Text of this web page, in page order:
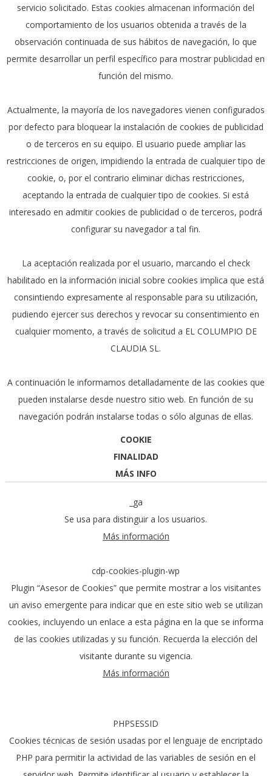
servicio solicitado. Estas cookies almacenan información del
comportamiento de los usuarios obtenida a través de la
observación continuada de sus hábitos de navegación, lo que
permite desarrollar un perfil específico para mostrar publicidad en
función del mismo.
Actualmente, la mayoría de los navegadores vienen configurados
por defecto para bloquear la instalación de cookies de publicidad
o de terceros en su equipo. El usuario puede ampliar las
restricciones de origen, impidiendo la entrada de cualquier tipo de
cookie, o, por el contrario eliminar dichas restricciones,
aceptando la entrada de cualquier tipo de cookies. Si está
interesado en admitir cookies de publicidad o de terceros, podrá
configurar su navegador a tal fin.
La aceptación realizada por el usuario, marcando el check
habilitado en la información inicial sobre cookies implica que está
consintiendo expresamente al responsable para su utilización,
pudiendo ejercer sus derechos y revocar su consentimiento en
cualquier momento, a través de solicitud a EL COLUMPIO DE
CLAUDIA SL.
A continuación le informamos detalladamente de las cookies que
pueden instalarse desde nuestro sitio web. En función de su
navegación podrán instalarse todas o sólo algunas de ellas.
COOKIE
FINALIDAD
MÁS INFO
_ga
Se usa para distinguir a losusuarios.
Más información
cdp-cookies-plugin-wp
Plugin “Asesor de Cookies” que permite mostrar a los visitantes
un aviso emergente para indicar que en este sitio web se utilizan
cookies, incluyendo un enlace a esta página en la que se informa
de las cookies utilizadas y su función. Recuerda la elección del
visitante durante su vigencia.
Más información
PHPSESSID
Cookies técnicas de sesión usadas por el lenguaje de encriptado
PHP para permitir la actividad de las variables de sesión en el